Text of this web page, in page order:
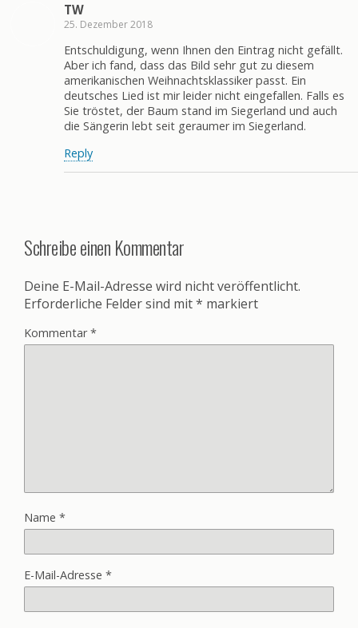
TW
25. Dezember 2018
Entschuldigung, wenn Ihnen den Eintrag nicht gefällt.
Aber ich fand, dass das Bild sehr gut zu diesem
amerikanischen Weihnachtsklassiker passt. Ein
deutsches Lied ist mir leider nicht eingefallen. Falls es
Sie tröstet, der Baum stand im Siegerland und auch
die Sängerin lebt seit geraumer im Siegerland.
Reply
Schreibe einen Kommentar
Deine E-Mail-Adresse wird nicht veröffentlicht.
Erforderliche Felder sind mit* markiert
Kommentar*
Name *
E-Mail-Adresse *